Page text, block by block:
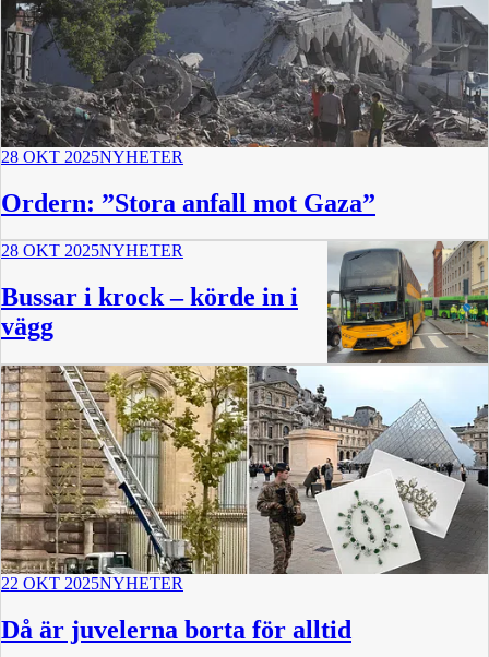
28 OKT 2025NYHETER
Ordern: ”Stora anfall mot Gaza”
28 OKT 2025NYHETER
Bussar i krock – körde in i
vägg
22 OKT 2025NYHETER
Då är juvelerna borta för alltid